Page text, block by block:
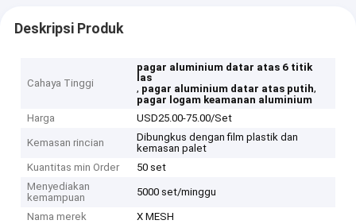
Deskripsi Produk
Cahaya Tinggi
pagar aluminium datar atas 6 titik
las
, pagar aluminium datar atas putih,
pagar logam keamanan aluminium
Harga
USD25.00-75.00/Set
Kemasan rincian
Dibungkus dengan film plastik dan
kemasan palet
Kuantitas min Order
50 set
Menyediakan
kemampuan
5000 set/minggu
Nama merek X MESH